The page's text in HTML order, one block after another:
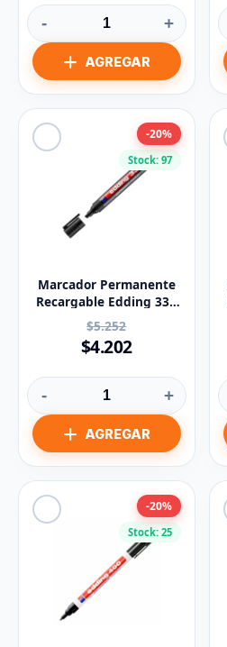
- +
Stock: 97
-20%
Marcador Permanente
Recargable Edding 330
Negro
$5.252
$4.202
- +
Stock: 25
-20%